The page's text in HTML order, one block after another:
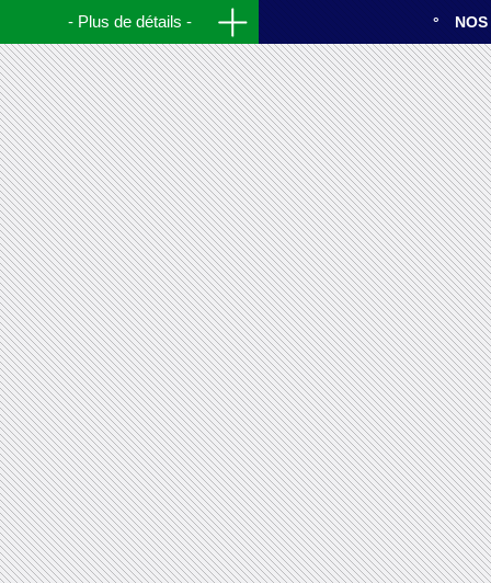
Plus de détails
Caisson étanche video +
camescope SONY numérique
(avec retour surface).
Caisson étanche photo +
appareil SONY numérique.